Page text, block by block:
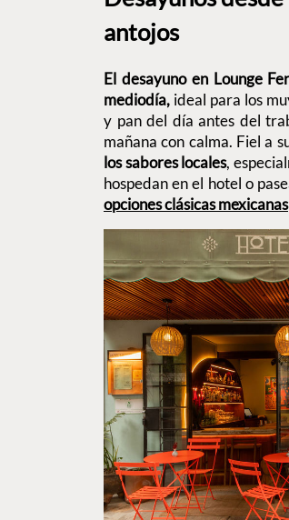
antojos
El desayuno en Lounge
mediodía, ideal para los
y pan del día antes del
mañana con calma. Fiel a
los sabores locales,
hospedan en el hotel o
opciones clásicas mexicanas